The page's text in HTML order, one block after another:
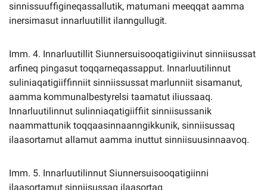
sinnissuuffigineqassallutik, matumani meeqqat aamma
inersimasut innarluutillit ilanngullugit.
Imm. 4. Innarluutillit Siunnersuisooqatigiivinut sinniisussat
arfineq pingasut toqqarneqassapput. Innarluutilinnut
suliniaqatigiiffinniit sinniissussat marlunniit sisamanut,
aamma kommunalbestyrelsi taamatut iliussaaq.
Innarluutilinnut sulinniaqatigiiffiit sinniisussanik
naammattunik toqqaasinnaanngikkunik, sinniisussaq
ilaasortamut allamut aamma inuttut sinniisuusinnaavoq.
Imm. 5. Innarluutilinnut Siunnersuisooqatigiinni
ilaasortamut sinniisussaq ilaasortaq